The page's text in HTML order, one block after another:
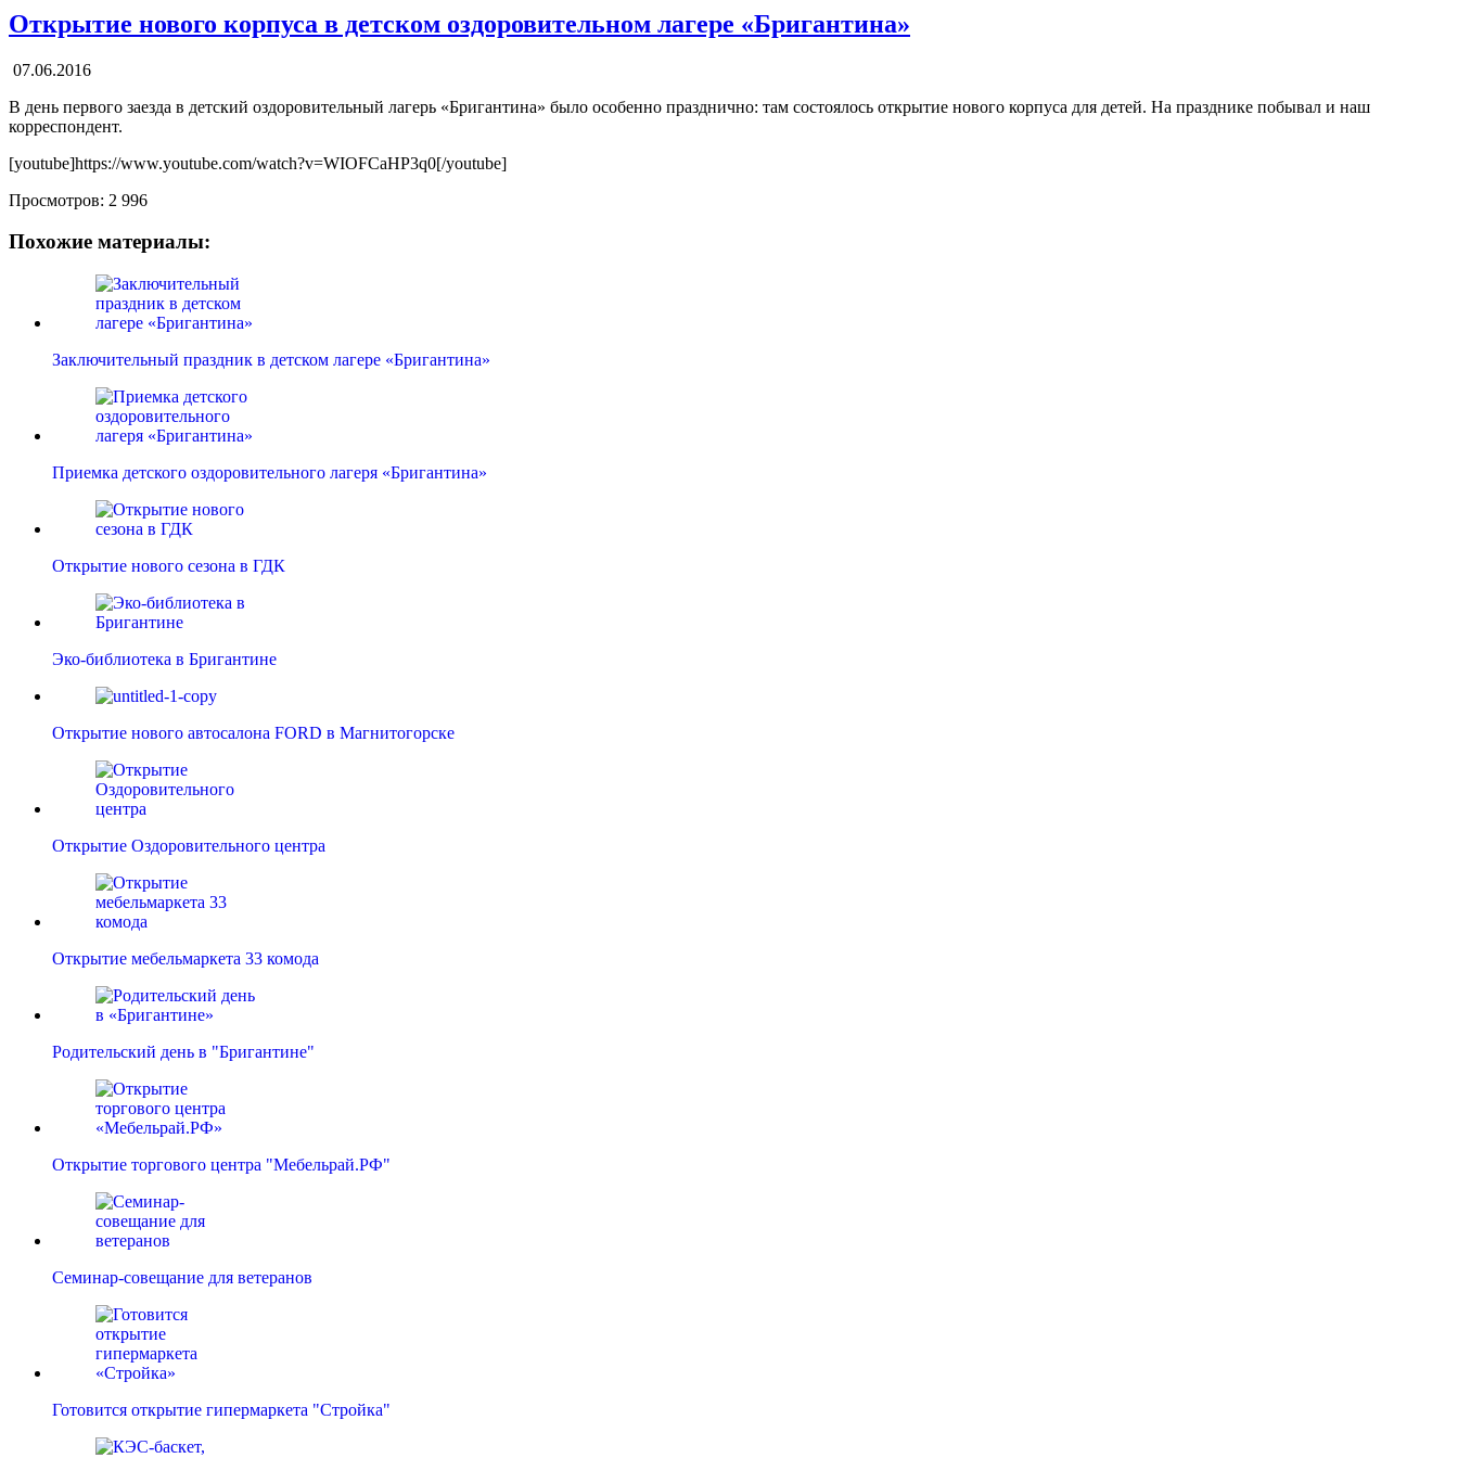
Открытие нового корпуса в детском оздоровительном лагере «Бригантина»
07.06.2016
В день первого заезда в детский оздоровительный лагерь «Бригантина» было особенно празднично: там состоялось открытие нового корпуса для детей. На празднике побывал и наш
корреспондент.
[youtube]https://www.youtube.com/watch?v=WIOFCaHP3q0[/youtube]
Просмотров: 2 996
Похожие материалы:
Заключительный праздник в детском лагере «Бригантина»
Приемка детского оздоровительного лагеря «Бригантина»
Открытие нового сезона в ГДК
Эко-библиотека в Бригантине
Открытие нового автосалона FORD в Магнитогорске
Открытие Оздоровительного центра
Открытие мебельмаркета 33 комода
Родительский день в "Бригантине"
Открытие торгового центра "Мебельрай.РФ"
Семинар-совещание для ветеранов
Готовится открытие гипермаркета "Стройка"